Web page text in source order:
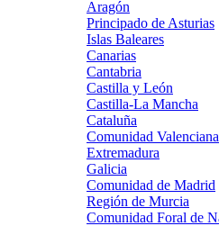
Aragón
Principado de Asturias
Islas Baleares
Canarias
Cantabria
Castilla y León
Castilla-La Mancha
Cataluña
Comunidad Valenciana
Extremadura
Galicia
Comunidad de Madrid
Región de Murcia
Comunidad Foral de